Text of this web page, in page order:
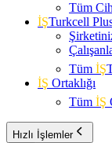
Tüm
İŞTurkcell
Tüm İŞ
İŞ Ortaklığı
Tüm İŞ
Hızlı İşlemler